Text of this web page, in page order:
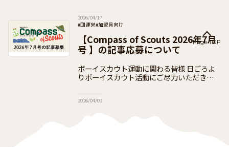
2026/04/17
#団運営#加盟員向け
【Compass of Scouts 2026年7月
号 】の記事応募について
ボーイスカウト運動に関わる皆様 日ごろよ
りボーイスカウト活動にご尽力いただきあり
2026/04/02
Page TOP